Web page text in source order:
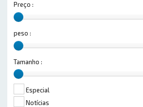
Preço :
peso :
Tamanho :
Especial
Notícias